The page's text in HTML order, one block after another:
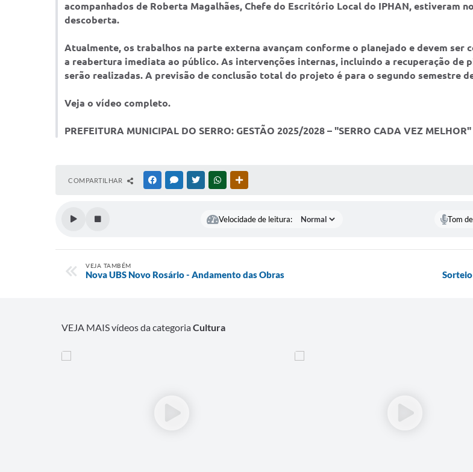
acompanhados de Roberta Magalhães, Chefe do Escritório Local do IPHAN, estiveram
descoberta.
Atualmente, os trabalhos na parte externa avançam conforme o planejado e devem ser
a reabertura imediata ao público. As intervenções internas, incluindo a recuperação
serão realizadas. A previsão de conclusão total do projeto é para o segundo semestre
Veja o vídeo completo.
PREFEITURA MUNICIPAL DO SERRO: GESTÃO 2025/2028 – "SERRO CADA VEZ MELHOR"
COMPARTILHAR FACEBOOKMESSENGER
TWITTERWHATSAPP
Velocidade de leitura: Tom
VEJA TAMBÉM
Nova UBS Novo Rosário - Andamento das Obras
VEJA MAIS vídeos da categoriaCultura